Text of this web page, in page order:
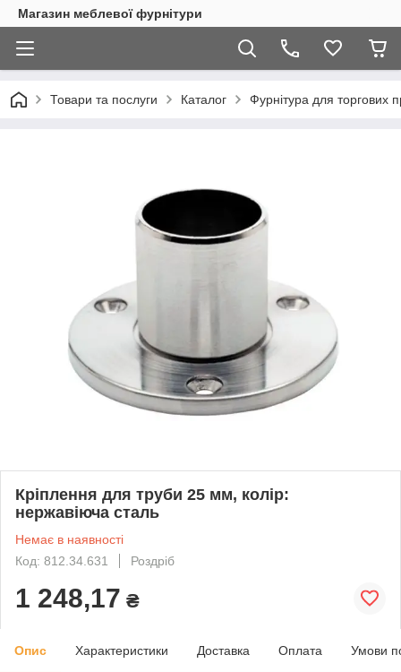
Магазин меблевої фурнітури
Товари та послуги Каталог Фурнітура для торгових
Кріплення для труби 25 мм, колір:
нержавіюча сталь
Немає в наявності
Код: 812.34.631
Роздріб
1 248,17 ₴
Опис Характеристики Доставка Оплата Умови